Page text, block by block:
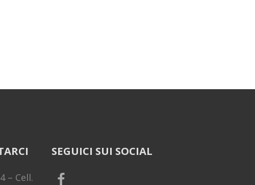
– Cell.
SEGUICI SUI SOCIAL